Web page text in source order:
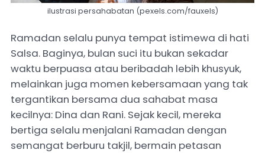
ilustrasi persahabatan (pexels.com/fauxels)
Ramadan selalu punya tempat istimewa di hati
Salsa. Baginya, bulan suci itu bukan sekadar
waktu berpuasa atau beribadah lebih khusyuk,
melainkan juga momen kebersamaan yang tak
tergantikan bersama dua sahabat masa
kecilnya: Dina dan Rani. Sejak kecil, mereka
bertiga selalu menjalani Ramadan dengan
semangat berburu takjil, bermain petasan